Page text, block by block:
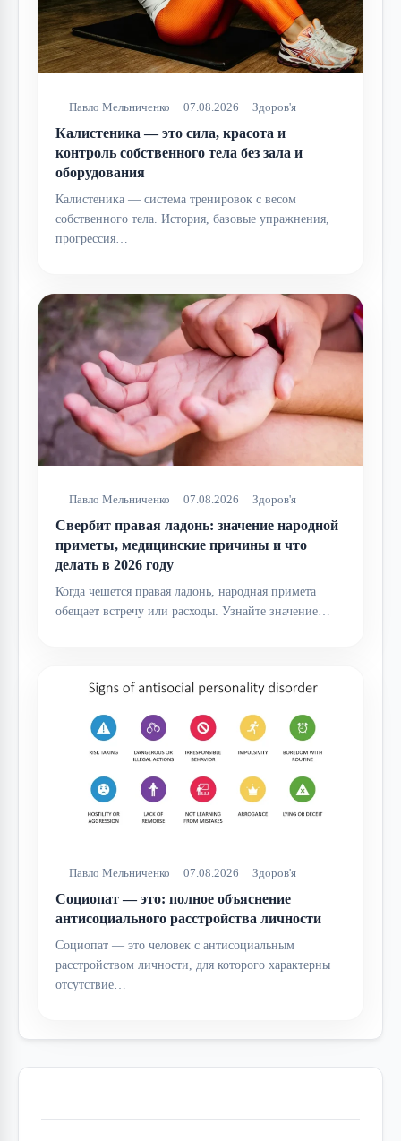
Павло Мельниченко 07.08.2026 Здоров'я
Калистеника — это сила, красота и
контроль собственного тела без зала и
оборудования
Калистеника — система тренировок с весом
собственного тела. История, базовые упражнения,
прогрессия…
Павло Мельниченко 07.08.2026 Здоров'я
Свербит правая ладонь: значение народной
приметы, медицинские причины и что
делать в 2026 году
Когда чешется правая ладонь, народная примета
обещает встречу или расходы. Узнайте значение…
Павло Мельниченко 07.08.2026 Здоров'я
Социопат — это: полное объяснение
антисоциального расстройства личности
Социопат — это человек с антисоциальным
расстройством личности, для которого характерны
отсутствие…